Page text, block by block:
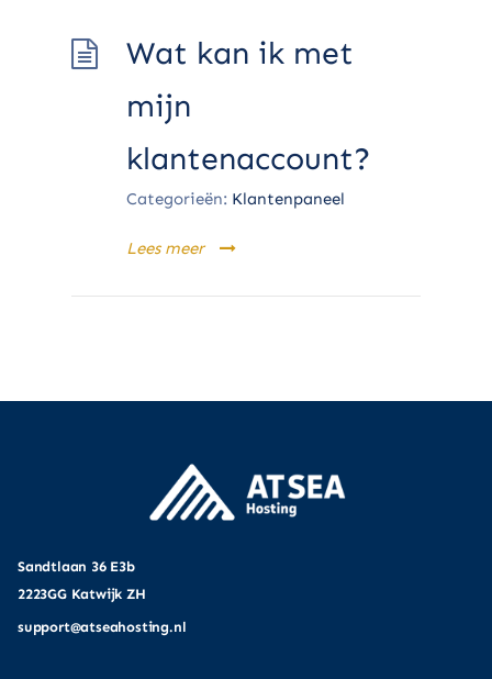
Wat kan ik met
mijn
klantenaccount?
Categorieën: Klantenpaneel
Lees meer
Sandtlaan 36 E3b
2223GG Katwijk ZH
support@atseahosting.nl